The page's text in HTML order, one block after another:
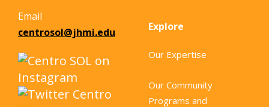
Email
centrosol@jhmi.edu
Explore
Our Expertise
Our Community
Programs and